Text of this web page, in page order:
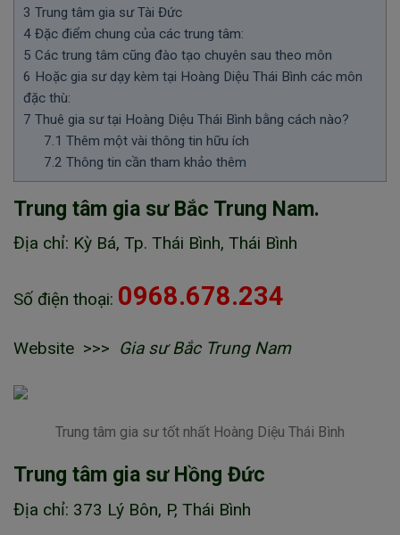
3 Trung tâm gia sư Tài Đức
4 Đặc điểm chung của các trung tâm:
5 Các trung tâm cũng đào tạo chuyên sau theo môn
6 Hoặc gia sư dạy kèm tại Hoàng Diệu Thái Bình các môn
đặc thù:
7 Thuê gia sư tại Hoàng Diệu Thái Bình bằng cách nào?
7.1 Thêm một vài thông tin hữu ích
7.2 Thông tin cần tham khảo thêm
Trung tâm gia sư Bắc Trung Nam.
Địa chỉ: Kỳ Bá, Tp. Thái Bình, Thái Bình
Số điện thoại: 0968.678.234
Website >>> Gia sư Bắc Trung Nam
Trung tâm gia sư tốt nhất Hoàng Diệu Thái Bình
Trung tâm gia sư Hồng Đức
Địa chỉ: 373 Lý Bôn, P, Thái Bình